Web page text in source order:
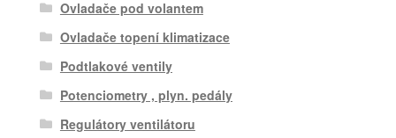
Ovladače pod volantem
Ovladače topení klimatizace
Podtlakové ventily
Potenciometry , plyn. pedály
Regulátory ventilátoru